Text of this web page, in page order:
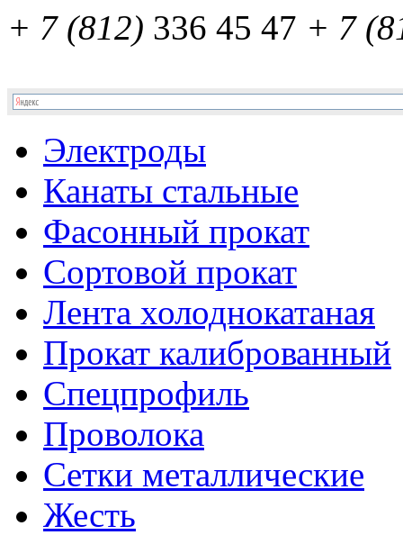
+ 7 (812) 336 45 47 + 7
Электроды
Канаты стальные
Фасонный прокат
Сортовой прокат
Лента холоднокатаная
Прокат калиброванный
Спецпрофиль
Проволока
Сетки металлические
Жесть